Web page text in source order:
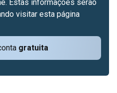
gratuita
Estas informações serão
visitar esta página